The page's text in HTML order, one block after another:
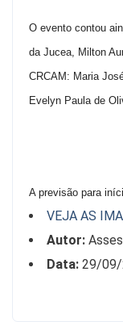
O evento contou
da Jucea, Milton
CRCAM: Maria
Evelyn Paula de
A previsão para
VEJA AS
Autor:
Data: 29/